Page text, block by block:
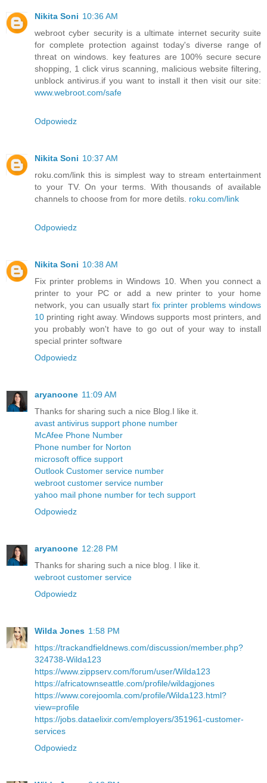
Nikita Soni 10:36 AM
webroot cyber security is a ultimate internet security suite
for complete protection against today's diverse range of
threat on windows. key features are 100% secure secure
shopping, 1 click virus scanning, malicious website filtering,
unblock antivirus.if you want to install it then visit our site:
www.webroot.com/safe
Odpowiedz
Nikita Soni 10:37 AM
roku.com/link this is simplest way to stream entertainment
to your TV. On your terms. With thousands of available
channels to choose from for more detils. roku.com/link
Odpowiedz
Nikita Soni 10:38 AM
Fix printer problems in Windows 10. When you connect a
printer to your PC or add a new printer to your home
network, you can usually start fix printer problems windows
10 printing right away. Windows supports most printers, and
you probably won't have to go out of your way to install
special printer software
Odpowiedz
aryanoone 11:09 AM
Thanks for sharing such a nice Blog.I like it.
avast antivirus support phone number
McAfee Phone Number
Phone number for Norton
microsoft office support
Outlook Customer service number
webroot customer service number
yahoo mail phone number for tech support
Odpowiedz
aryanoone 12:28 PM
Thanks for sharing such a nice blog. I like it.
webroot customer service
Odpowiedz
Wilda Jones 1:58 PM
https://trackandfieldnews.com/discussion/member.php?
324738-Wilda123
https://www.zippserv.com/forum/user/Wilda123
https://africatownseattle.com/profile/wildagjones
https://www.corejoomla.com/profile/Wilda123.html?
view=profile
https://jobs.dataelixir.com/employers/351961-customer-
services
Odpowiedz